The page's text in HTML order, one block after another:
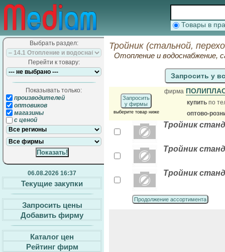
Товары в
Выбрать раздел:
Перейти к товару:
Показывать только:
производителей
оптовиков
магазины
с ценой
06.08.2026 16:37
Текущие закупки
Запросить цены
Добавить фирму
Каталог цен
Рейтинг фирм
Тройник (стальной,
Отопление и водоснабжение,
Запросить у
Запросить
у фирмы
выберите товар ниже
фирма
купить по
оптово-
Тройник
Тройник
Тройник
Продолжение ассортимента